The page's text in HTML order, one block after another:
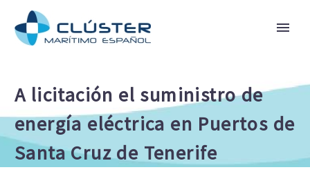
A licitación el suministro de
energía eléctrica en Puertos de
Santa Cruz de Tenerife